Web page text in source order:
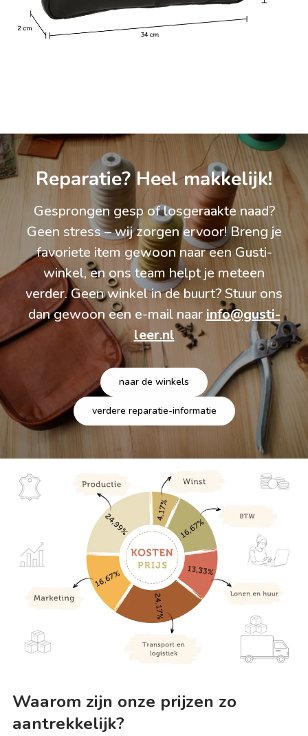
Reparatie? Heel makkelijk!
Gesprongen gesp of losgeraakte naad?
Geen stress – wij zorgen ervoor! Breng je
favoriete item gewoon naar een Gusti-
winkel, en ons team helpt je meteen
verder. Geen winkel in de buurt? Stuur ons
dan gewoon een e-mail naar info@gusti-
leer.nl
naar de winkels
verdere reparatie-informatie
Waarom zijn onze prijzen zo
aantrekkelijk?